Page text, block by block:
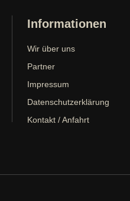
Informationen
Wir über uns
Partner
Impressum
Datenschutzerklärung
Kontakt / Anfahrt